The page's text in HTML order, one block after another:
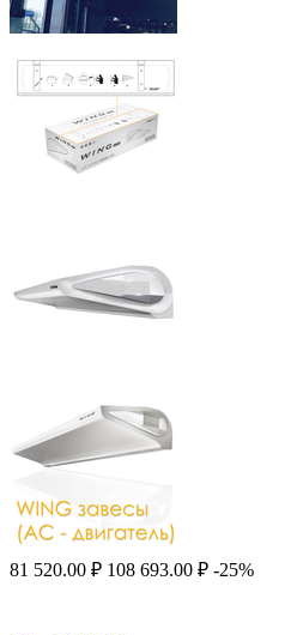
81 520.00 ₽ 108 693.00 ₽ -25%